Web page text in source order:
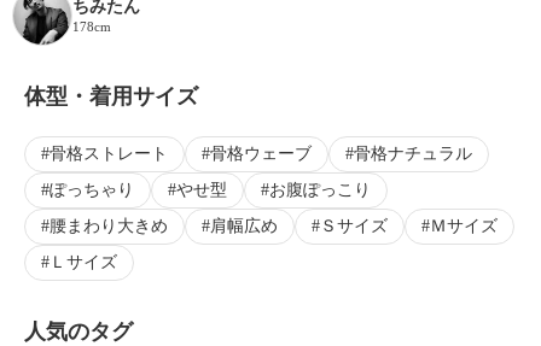
ちみたん
178cm
体型・着用サイズ
骨格ストレート 骨格ウェーブ
骨格ナチュラル
ぽっちゃり
やせ型
お腹ぽっこり
腰まわり大きめ
肩幅広め Ｓサイズ
Ｍサイズ
Ｌサイズ
人気のタグ